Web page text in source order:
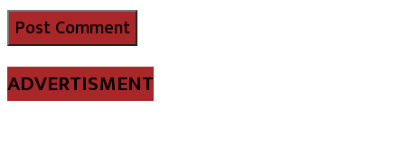
ADVERTISMENT